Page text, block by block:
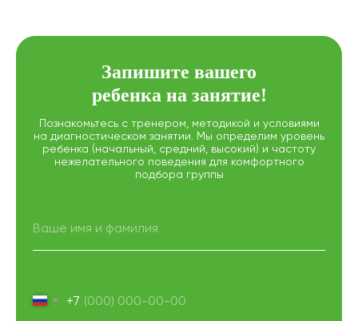
Запишите вашего
ребенка на занятие!
Познакомьтесь с тренером, методикой и условиями
на диагностическом занятии. Мы определим уровень
ребенка (начальный, средний, высокий) и частоту
нежелательного поведения для комфортного
подбора группы
+7